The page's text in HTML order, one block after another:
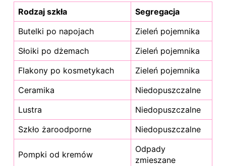
Rodzaj szkła
Segregacja
Butelki po napojach
Zieleń pojemnika
Słoiki po dżemach
Zieleń pojemnika
Flakony po kosmetykach
Zieleń pojemnika
Ceramika
Niedopuszczalne
Lustra
Niedopuszczalne
Szkło żaroodporne
Niedopuszczalne
Pompki od kremów
Odpady
zmieszane